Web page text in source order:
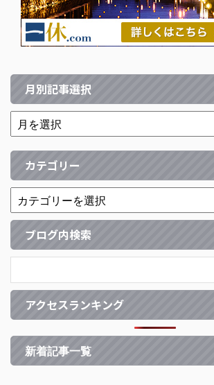
月別記事選択
カテゴリー
ブログ内検索
アクセスランキング
新着記事一覧